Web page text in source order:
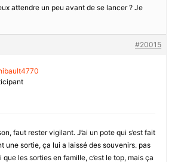
attendre un peu avant de se lancer ? Je
#20015
faut rester vigilant. J’ai un pote qui s’est fait
une sortie, ça lui a laissé des souvenirs. pas
que les sorties en famille, c’est le top, mais ça